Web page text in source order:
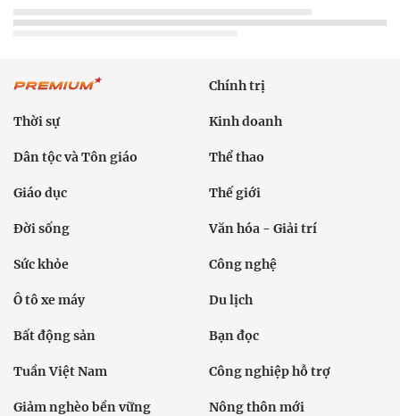
Chính trị
Thời sự Kinh doanh
Dân tộc và Tôn giáo Thể thao
Giáo dục Thế giới
Đời sống Văn hóa - Giải trí
Sức khỏe Công nghệ
Ô tô xe máy Du lịch
Bất động sản Bạn đọc
Tuần Việt Nam Công nghiệp hỗ trợ
Giảm nghèo bền vững Nông thôn mới